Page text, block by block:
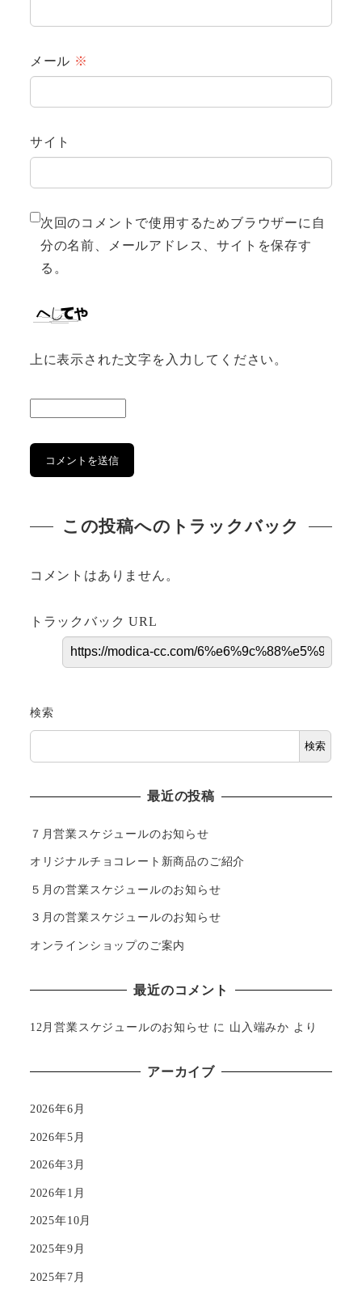
メール ※
サイト
次回のコメントで使用するためブラウザーに自
分の名前、メールアドレス、サイトを保存す
る。
上に表示された文字を入力してください。
この投稿へのトラックバック
コメントはありません。
トラックバック URL
検索
検索
最近の投稿
７月営業スケジュールのお知らせ
オリジナルチョコレート新商品のご紹介
５月の営業スケジュールのお知らせ
３月の営業スケジュールのお知らせ
オンラインショップのご案内
最近のコメント
12月営業スケジュールのお知らせ に 山入端みか より
アーカイブ
2026年6月
2026年5月
2026年3月
2026年1月
2025年10月
2025年9月
2025年7月